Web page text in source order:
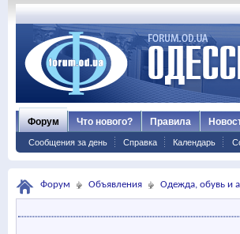
Форум
Сообщения за день Справка Календарь
Что нового? Правила
Форум Объявления Одежда, обувь и